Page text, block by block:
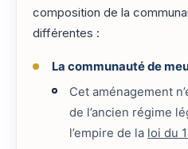
composition de la
différentes :
La communauté de
Cet aménagement
de l’ancien régime
l’empire de la loi du